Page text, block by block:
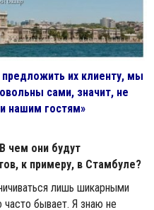
их клиенту, мы
сами, значит, не
нашим гостям»
чем они будут
к примеру, в Стамбуле?
лишь шикарными
часто бывает. Я знаю не